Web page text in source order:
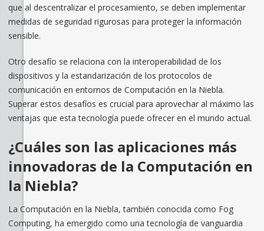
que al descentralizar el procesamiento, se deben implementar
medidas de seguridad rigurosas para proteger la información
sensible.
Otro desafío se relaciona con la interoperabilidad de los
dispositivos y la estandarización de los protocolos de
comunicación en entornos de Computación en la Niebla.
Superar estos desafíos es crucial para aprovechar al máximo las
ventajas que esta tecnología puede ofrecer en el mundo actual.
¿Cuáles son las aplicaciones más
innovadoras de la Computación en
la Niebla?
La Computación en la Niebla, también conocida como Fog
Computing, ha emergido como una tecnología de vanguardia